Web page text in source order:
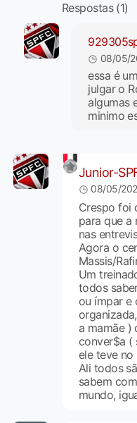
Respostas (1)
08/05/
essa é
julgar o
algumas
minimo
Junior-
08/05/
Crespo foi
para que a
nas
Agora o
Massis/
Um
todos
ou ímpar e
a mamãe )
conver$a (
ele teve no
Ali todos
sabem
mundo,